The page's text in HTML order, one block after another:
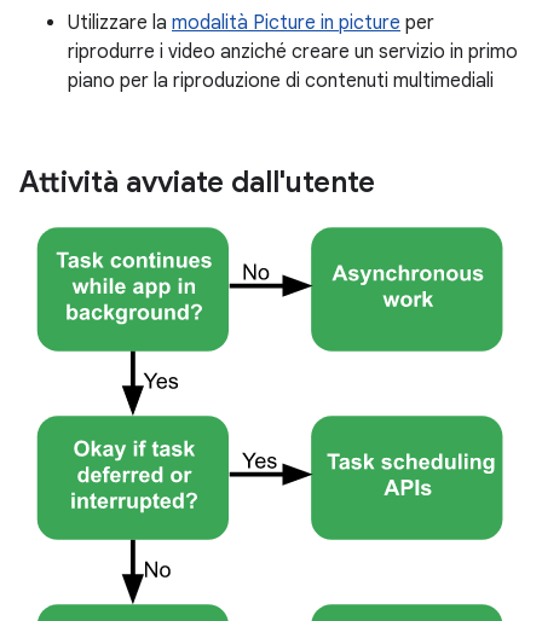
Utilizzare la modalità Picture in picture per
riprodurre i video anziché creare un servizio in primo
piano per la riproduzione di contenuti multimediali
Attività avviate dall'utente